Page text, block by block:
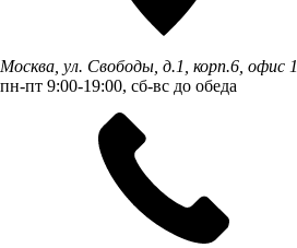
Москва, ул. Свободы, д.1, корп.6, офис 1
пн-пт 9:00-19:00, сб-вс до обеда